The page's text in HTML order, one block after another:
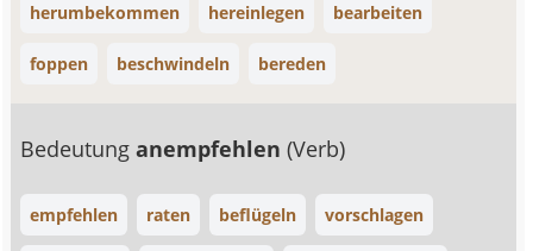
herumbekommen hereinlegen bearbeiten
foppen beschwindeln bereden
Bedeutunganempfehlen(Verb)
empfehlen raten beflügeln vorschlagen